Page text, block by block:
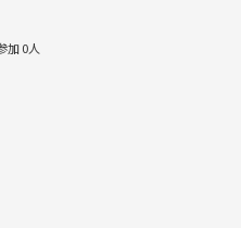
加 0人